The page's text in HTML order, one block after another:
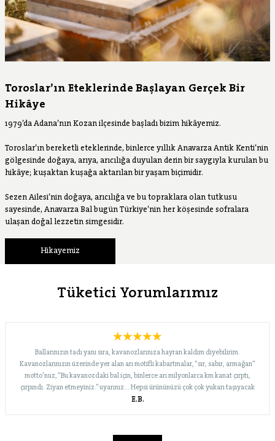
Toroslar’ın Eteklerinde Başlayan Gerçek Bir
Hikâye
1979’da Adana’nın Kozan ilçesinde başladı bizim hikâyemiz.
Toroslar’ın bereketli eteklerinde, binlerce yıllık Anavarza Antik Kenti’nin
gölgesinde doğaya, arıya, arıcılığa duyulan derin bir saygıyla kurulan bu
hikâye; kuşaktan kuşağa aktarılan bir yaşam biçimidir.
Sezen Ailesi’nin doğaya, arıcılığa ve bu topraklara olan tutkusu
sayesinde, Anavarza Bal bugün Türkiye’nin her köşesinde sofralara
ulaşan doğal lezzetin simgesidir.
Hikayemiz
Tüketici Yorumlarımız
Ballarınızın tadı yanı sıra, kavanozlarınıza hayran kaldım diyebilirim.
Kavanozlarınızın üzerinde yer alan arı motifli kabartmalar, “sır, sabır, armağan”
motto’nuz, “Bu kavanozdaki bal için, binlerce arı milyonlarca km kanat çırptı,
çırpındı. Ziyan etmeyiniz.” uyarınız… Hepsi ürününüzü çok çok yukarı taşıyacak
nitelikte. Bugün merak edip Internet’te biraz araştırınca, “süzme çiçek” dışında
E.B.